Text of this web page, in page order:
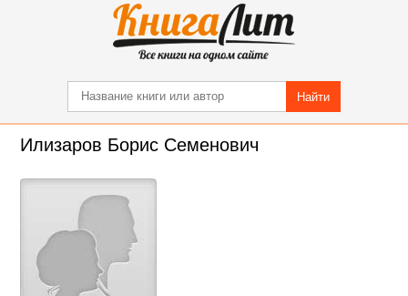
Найти
Илизаров Борис Семенович